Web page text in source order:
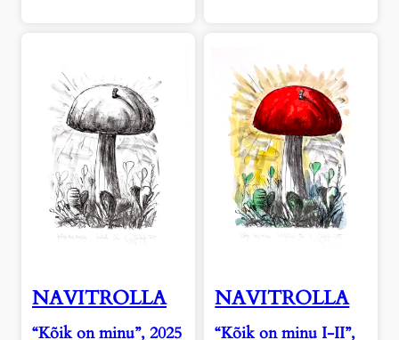
NAVITROLLA
“Kõik on minu”, 2025
NAVITROLLA
“Kõik on minu I-II”,